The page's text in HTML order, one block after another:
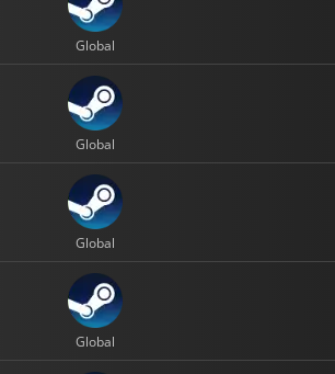
Global
Global
Global
Global